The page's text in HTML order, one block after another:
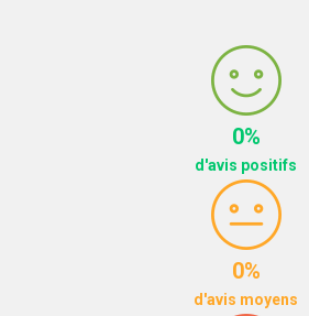
0%
d'avis positifs
0%
d'avis moyens